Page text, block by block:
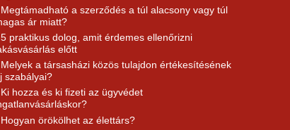
a szerződés a túl alacsony vagy túl
ár miatt?
praktikus dolog, amit érdemes ellenőrizni
előtt
a társasházi közös tulajdon értékesítésének
szabályai?
hozza és ki fizeti az ügyvédet
örökölhet az élettárs?